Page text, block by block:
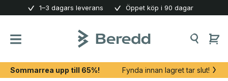
content
1–3 dagars leverans Öppet köp i 90 dagar
Sommarrea upp till 65%! Fynda innan lagret tar slut!